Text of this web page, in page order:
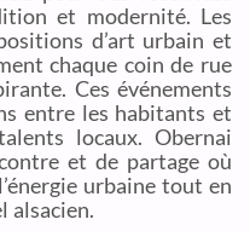
et modernité. Les
d’art urbain et
chaque coin de rue
Ces événements
entre les habitants et
locaux. Obernai
et de partage où
urbaine tout en
alsacien.